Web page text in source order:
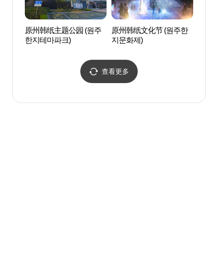
原州韩纸主题公园 (원주
한지테마파크)
原州韩纸文化节 (원주한
지문화제)
查看更多